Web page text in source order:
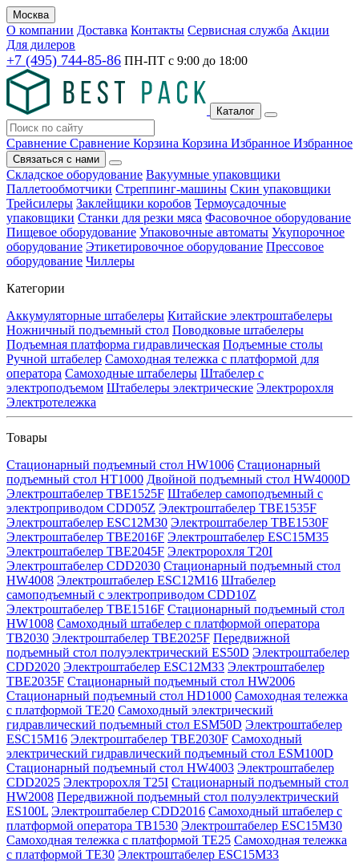
Москва
О компании Доставка Контакты Сервисная служба Акции
Для дилеров
+7 (495) 744-85-86 ПН-ПТ с 9:00 до 18:00
Каталог
Сравнение Сравнение Корзина Корзина Избранное Избранное
Связаться с нами
Складское оборудование Вакуумные упаковщики
Паллетообмотчики Стреппинг-машины Скин упаковщики
Трейсилеры Заклейщики коробов Термоусадочные
упаковщики Станки для резки мяса Фасовочное оборудование
Пищевое оборудование Упаковочные автоматы Укупорочное
оборудование Этикетировочное оборудование Прессовое
оборудование Чиллеры
Категории
Аккумуляторные штабелеры Китайские электроштабелеры
Ножничный подъемный стол Поводковые штабелеры
Подъемная платформа гидравлическая Подъемные столы
Ручной штабелер Самоходная тележка с платформой для
оператора Самоходные штабелеры Штабелер с
электроподъемом Штабелеры электрические Электророхля
Электротележка
Товары
Стационарный подъемный стол HW1006 Стационарный
подъемный стол HT1000 Двойной подъемный стол HW4000D
Электроштабелер TBE1525F Штабелер самоподъемный с
электроприводом CDD05Z Электроштабелер TBE1535F
Электроштабелер ESC12M30 Электроштабелер TBE1530F
Электроштабелер TBE2016F Электроштабелер ESC15M35
Электроштабелер TBE2045F Электророхля T20I
Электроштабелер CDD2030 Стационарный подъемный стол
HW4008 Электроштабелер ESC12M16 Штабелер
самоподъемный с электроприводом CDD10Z
Электроштабелер TBE1516F Стационарный подъемный стол
HW1008 Самоходный штабелер с платформой оператора
TB2030 Электроштабелер TBE2025F Передвижной
подъемный стол полуэлектрический ES50D Электроштабелер
CDD2020 Электроштабелер ESC12M33 Электроштабелер
TBE2035F Стационарный подъемный стол HW2006
Стационарный подъемный стол HD1000 Самоходная тележка
с платформой TE20 Самоходный электрический
гидравлический подъемный стол ESM50D Электроштабелер
ESC15M16 Электроштабелер TBE2030F Самоходный
электрический гидравлический подъемный стол ESM100D
Стационарный подъемный стол HW4003 Электроштабелер
CDD2025 Электророхля T25I Стационарный подъемный стол
HW2008 Передвижной подъемный стол полуэлектрический
ES100L Электроштабелер CDD2016 Самоходный штабелер с
платформой оператора TB1530 Электроштабелер ESC15M30
Самоходная тележка с платформой TE25 Самоходная тележка
с платформой TE30 Электроштабелер ESC15M33